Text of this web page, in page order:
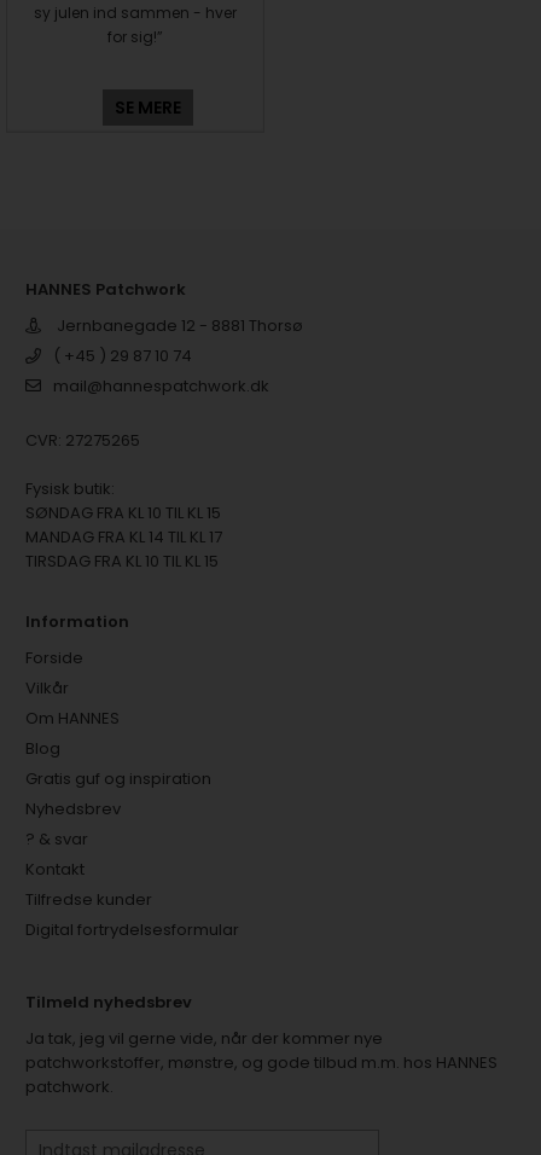
sy julen ind sammen - hver
for sig!”
SE MERE
HANNES Patchwork
Jernbanegade 12 - 8881 Thorsø
( +45 ) 29 87 10 74
mail@hannespatchwork.dk
CVR: 27275265
Fysisk butik:
SØNDAG FRA KL 10 TIL KL 15
MANDAG FRA KL 14 TIL KL 17
TIRSDAG FRA KL 10 TIL KL 15
Information
Forside
Vilkår
Om HANNES
Blog
Gratis guf og inspiration
Nyhedsbrev
? & svar
Kontakt
Tilfredse kunder
Digital fortrydelsesformular
Tilmeld nyhedsbrev
Ja tak, jeg vil gerne vide, når der kommer nye
patchworkstoffer, mønstre, og gode tilbud m.m. hos HANNES
patchwork.